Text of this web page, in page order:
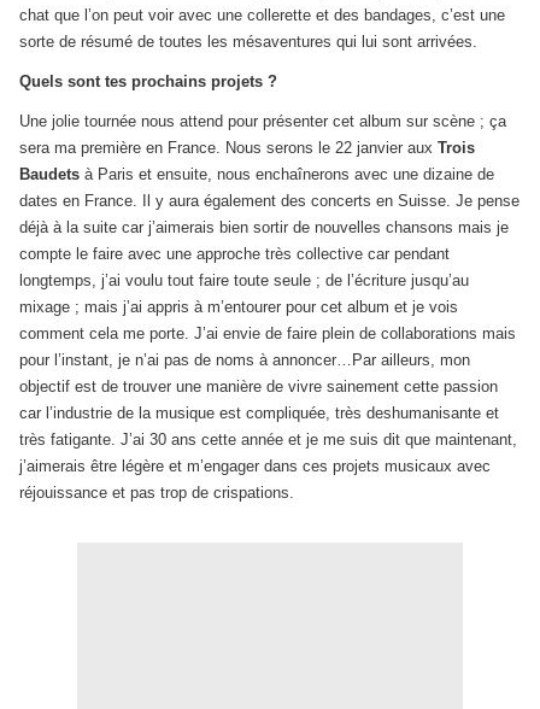
chat que l’on peut voir avec une collerette et des bandages, c’est une
sorte de résumé de toutes les mésaventures qui lui sont arrivées.
Quels sont tes prochains projets ?
Une jolie tournée nous attend pour présenter cet album sur scène ; ça
sera ma première en France. Nous serons le 22 janvier aux Trois
Baudets à Paris et ensuite, nous enchaînerons avec une dizaine de
dates en France. Il y aura également des concerts en Suisse. Je pense
déjà à la suite car j’aimerais bien sortir de nouvelles chansons mais je
compte le faire avec une approche très collective car pendant
longtemps, j’ai voulu tout faire toute seule ; de l’écriture jusqu’au
mixage ; mais j’ai appris à m’entourer pour cet album et je vois
comment cela me porte. J’ai envie de faire plein de collaborations mais
pour l’instant, je n’ai pas de noms à annoncer…Par ailleurs, mon
objectif est de trouver une manière de vivre sainement cette passion
car l’industrie de la musique est compliquée, très deshumanisante et
très fatigante. J’ai 30 ans cette année et je me suis dit que maintenant,
j’aimerais être légère et m’engager dans ces projets musicaux avec
réjouissance et pas trop de crispations.